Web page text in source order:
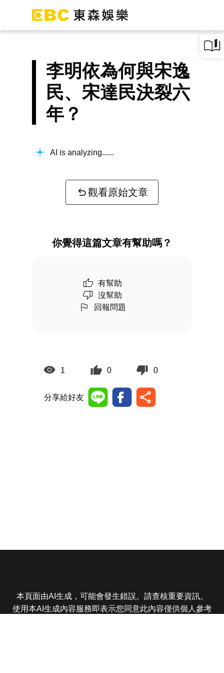
李明依為何與宋逸
民、宋達民決裂六
年？
AI is analyzing...
觀看原始文章
你覺得這篇文章有幫助嗎？
有幫助
沒幫助
回報問題
1 0 0
分享給好友
本頁面由AI生成，可能會發生錯誤。請查核重要資訊。
使用本AI生成內容服務即表示您同意此內容僅供個人參考